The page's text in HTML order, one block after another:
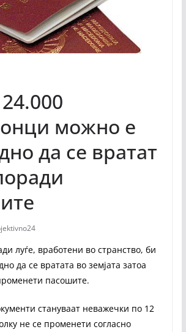
можно е
да се вратат
луѓе, вработени во странство, би
да се вратата во земјата затоа
пасошите.
стануваат неважечки по 12
не се променети согласно